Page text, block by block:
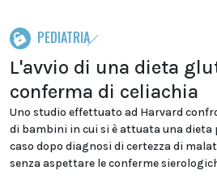
PEDIATRIA
L'avvio di una dieta
conferma di celiachia
Uno studio effettuato ad Harvard
di bambini in cui si è attuata una dieta
caso dopo diagnosi di certezza di
senza aspettare le conferme